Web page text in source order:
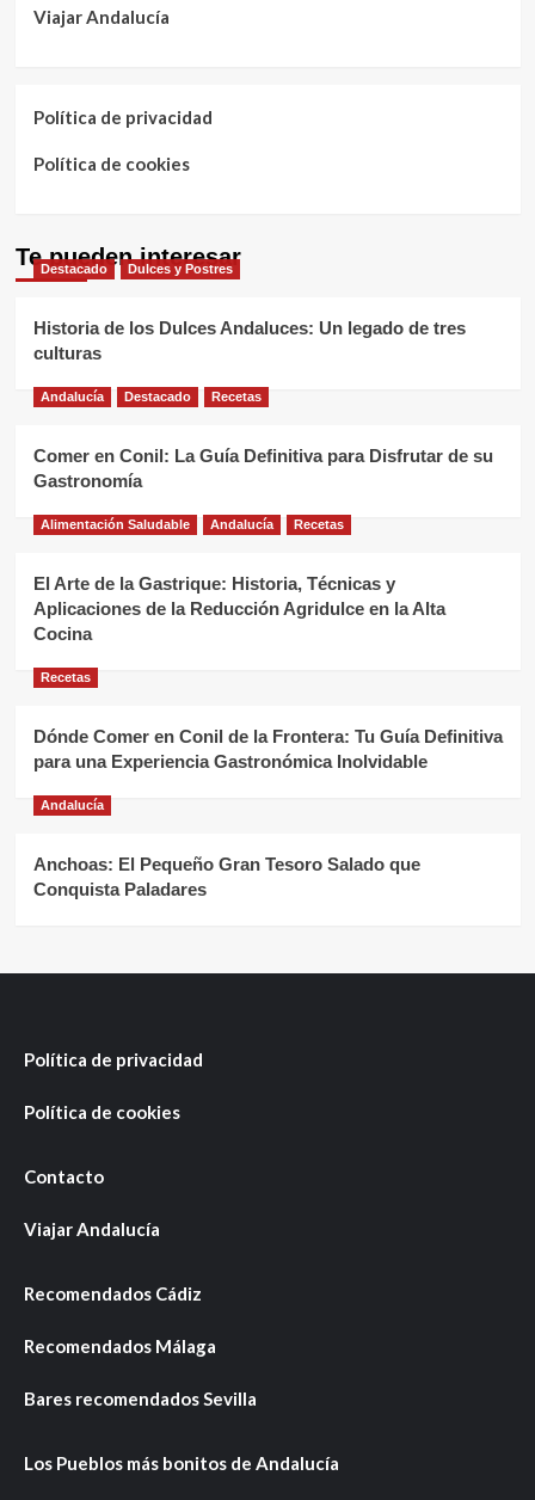
Viajar Andalucía
Política de privacidad
Política de cookies
Te pueden interesar
Destacado Dulces y Postres
Historia de los Dulces Andaluces: Un legado de tres
culturas
Andalucía Destacado Recetas
Comer en Conil: La Guía Definitiva para Disfrutar de su
Gastronomía
Alimentación Saludable Andalucía Recetas
El Arte de la Gastrique: Historia, Técnicas y
Aplicaciones de la Reducción Agridulce en la Alta
Cocina
Recetas
Dónde Comer en Conil de la Frontera: Tu Guía Definitiva
para una Experiencia Gastronómica Inolvidable
Andalucía
Anchoas: El Pequeño Gran Tesoro Salado que
Conquista Paladares
Política de privacidad
Política de cookies
Contacto
Viajar Andalucía
Recomendados Cádiz
Recomendados Málaga
Bares recomendados Sevilla
Los Pueblos más bonitos de Andalucía